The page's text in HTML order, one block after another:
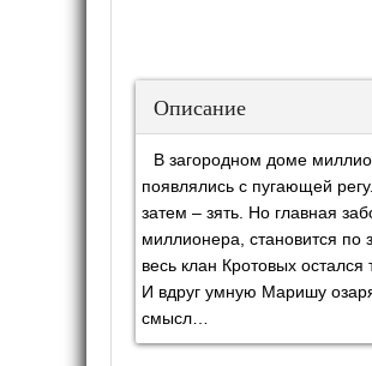
Описание
В загородном доме
появлялись с пугающей
затем – зять. Но главная
миллионера, становится
весь клан Кротовых
И вдруг умную Маришу
смысл…